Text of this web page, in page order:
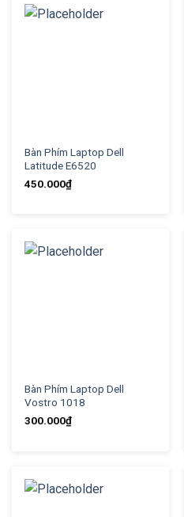
Bàn Phím Laptop Dell
Latitude E6520
450.000₫
Bàn Phím Laptop Dell
Vostro 1018
300.000₫